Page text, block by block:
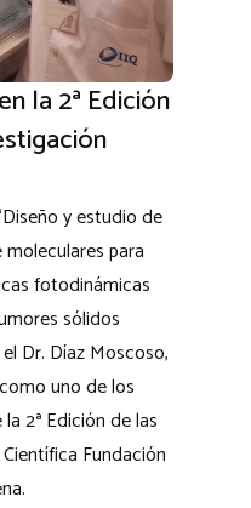
la 2ª Edición
y estudio de
para
fotodinámicas
sólidos
Dr. Díaz Moscoso,
uno de los
2ª Edición de las
Fundación